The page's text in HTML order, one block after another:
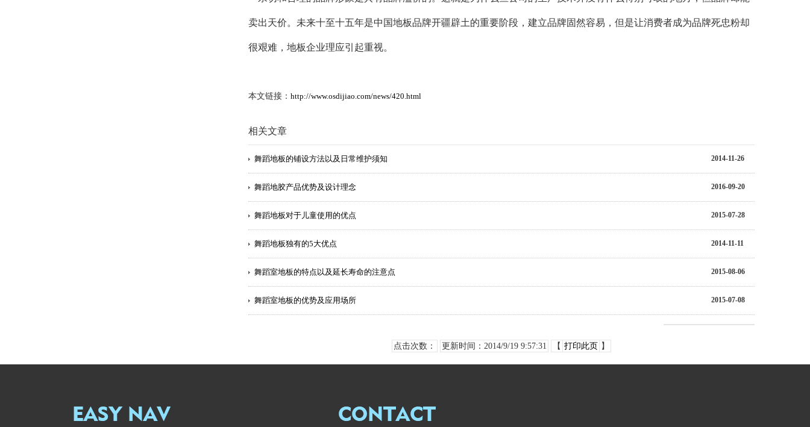
卖出天价。未来十至十五年是中国地板品牌开疆辟土的重要阶段，建立品牌固然容易，但是让消费者成为品牌死忠粉却
很艰难，地板企业理应引起重视。
本文链接： http://www.osdijiao.com/news/420.html
相关文章
2014-11-26
舞蹈地板的铺设方法以及日常维护须知
2016-09-20
舞蹈地胶产品优势及设计理念
2015-07-28
舞蹈地板对于儿童使用的优点
2014-11-11
舞蹈地板独有的5大优点
2015-08-06
舞蹈室地板的特点以及延长寿命的注意点
2015-07-08
舞蹈室地板的优势及应用场所
点击次数： 更新时间：2014/9/19 9:57:31 【 打印此页 】